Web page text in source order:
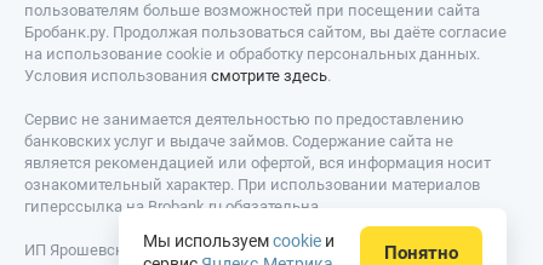
пользователям больше возможностей при посещении сайта
Бробанк.ру. Продолжая пользоваться сайтом, вы даёте согласие
на использование cookie и обработку персональных данных.
Условия использования смотрите здесь.
Сервис не занимается деятельностью по предоставлению
банковских услуг и выдаче займов. Содержание сайта не
является рекомендацией или офертой, вся информация носит
ознакомительный характер. При использовании материалов
гиперссылка на Brobank.ru обязательна.
ИП Ярошевский Д.И. ИНН: 423082922740. ОГРНИП:
Мы используемcookie и
Понятно